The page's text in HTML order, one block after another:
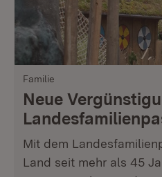
Familie
Neue
Mit dem
Land seit mehr als 45